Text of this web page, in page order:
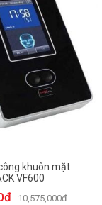
khuôn mặt
VF600
10,575,000đ